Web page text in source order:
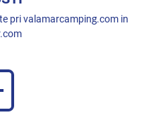
pri valamarcamping.com in